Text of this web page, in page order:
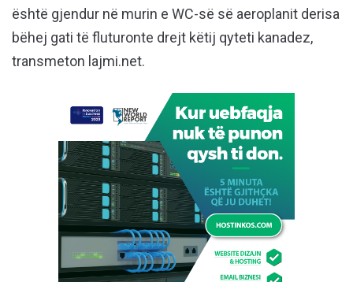
është gjendur në murin e WC-së së aeroplanit derisa
bëhej gati të fluturonte drejt këtij qyteti kanadez,
transmeton lajmi.net.